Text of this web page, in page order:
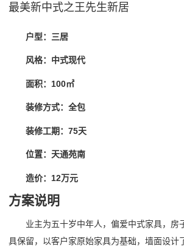
最美新中式之王先生新居
户型：三居
风格：中式现代
面积：100㎡
装修方式：全包
装修工期：75天
位置：天通苑南
造价：12万元
方案说明
业主为五十岁中年人，偏爱中式家具，房
具保留，以客户家原始家具为基础，墙面设计